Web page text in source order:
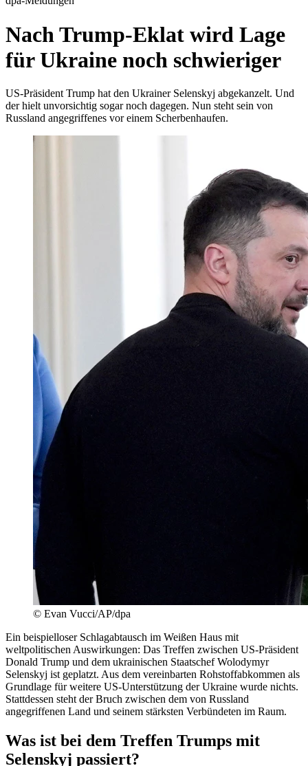
Nach Trump-Eklat wird Lage
für Ukraine noch schwieriger
US-Präsident Trump hat den Ukrainer Selenskyj abgekanzelt. Und
der hielt unvorsichtig sogar noch dagegen. Nun steht sein von
Russland angegriffenes vor einem Scherbenhaufen.
© Evan Vucci/AP/dpa
Ein beispielloser Schlagabtausch im Weißen Haus mit
weltpolitischen Auswirkungen: Das Treffen zwischen US-Präsident
Donald Trump und dem ukrainischen Staatschef Wolodymyr
Selenskyj ist geplatzt. Aus dem vereinbarten Rohstoffabkommen als
Grundlage für weitere US-Unterstützung der Ukraine wurde nichts.
Stattdessen steht der Bruch zwischen dem von Russland
angegriffenen Land und seinem stärksten Verbündeten im Raum.
Was ist bei dem Treffen Trumps mit
Selenskyj passiert?